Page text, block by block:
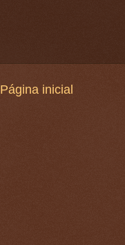
Página inicial